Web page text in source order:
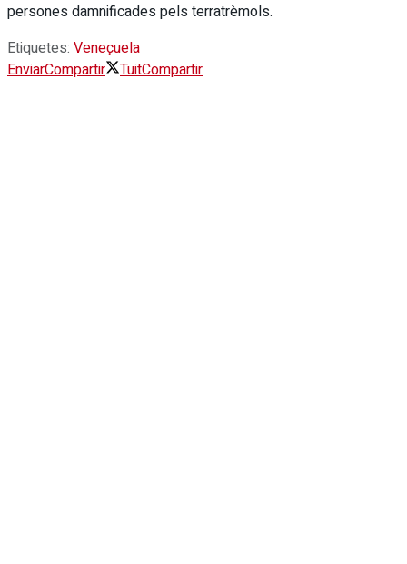
persones damnificades pels terratrèmols.
Etiquetes: Veneçuela
EnviarCompartir TuitCompartir